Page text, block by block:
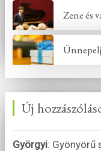
Zene és
Ünnepelj
Új
Györgyi: Gyönyörű